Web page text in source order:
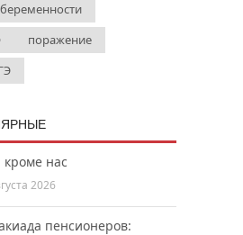
поражение
кроме нас
2026
пенсионеров: